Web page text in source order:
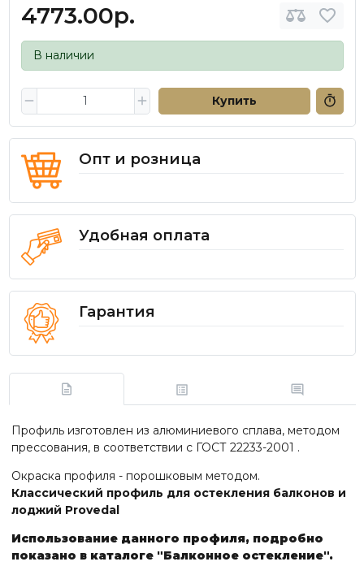
4773.00р.
В наличии
Купить
Опт и розница
Удобная оплата
Гарантия
Профиль изготовлен из алюминиевого сплава, методом
прессования, в соответствии с ГОСТ 22233-2001 .
Окраска профиля - порошковым методом.
Классический профиль для остекления балконов и
лоджий Provedal
Использование данного профиля, подробно
показано в каталоге "Балконное остекление".